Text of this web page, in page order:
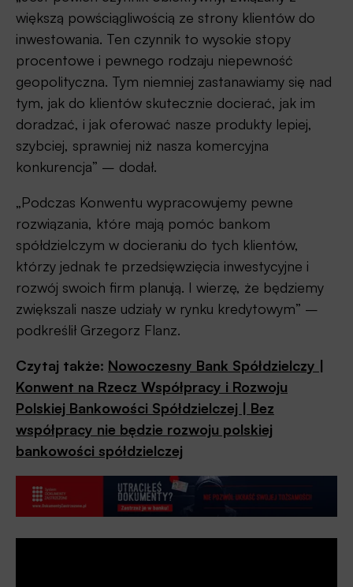
większą powściągliwością ze strony klientów do
inwestowania. Ten czynnik to wysokie stopy
procentowe i pewnego rodzaju niepewność
geopolityczna. Tym niemniej zastanawiamy się nad
tym, jak do klientów skutecznie docierać, jak im
doradzać, i jak oferować nasze produkty lepiej,
szybciej, sprawniej niż nasza komercyjna
konkurencja” – dodał.
„Podczas Konwentu wypracowujemy pewne
rozwiązania, które mają pomóc bankom
spółdzielczym w docieraniu do tych klientów,
którzy jednak te przedsięwzięcia inwestycyjne i
rozwój swoich firm planują. I wierzę, że będziemy
zwiększali nasze udziały w rynku kredytowym” –
podkreślił Grzegorz Flanz.
Czytaj także: Nowoczesny Bank Spółdzielczy |
Konwent na Rzecz Współpracy i Rozwoju
Polskiej Bankowości Spółdzielczej | Bez
współpracy nie będzie rozwoju polskiej
bankowości spółdzielczej